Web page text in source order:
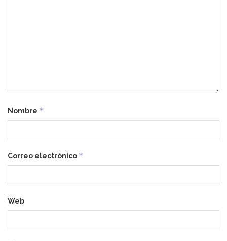
Nombre *
Correo electrónico *
Web